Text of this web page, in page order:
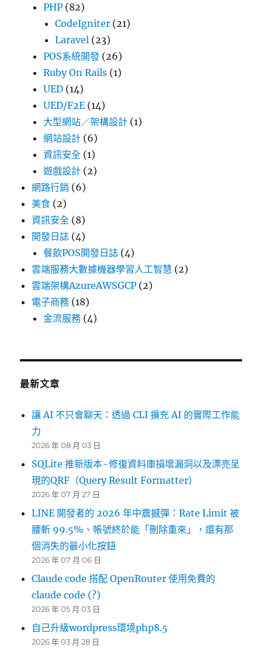
PHP (82)
CodeIgniter (21)
Laravel (23)
POS系統開發 (26)
Ruby On Rails (1)
UED (14)
UED/F2E (14)
大型網站／架構設計 (1)
網站設計 (6)
資訊安全 (1)
遊戲設計 (2)
網路行銷 (6)
美食 (2)
資訊安全 (8)
開發日誌 (4)
餐飲POS開發日誌 (4)
雲端服務大數據機器學習人工智慧 (2)
雲端架構AzureAWSGCP (2)
電子商務 (18)
金流服務 (4)
最新文章
讓 AI 不只會聊天：透過 CLI 擴充 AI 的實際工作能
力
2026 年 08 月 03 日
SQLite 推新版本~修復資料庫損壞漏洞以及漂亮呈
現的QRF（Query Result Formatter）
2026 年 07 月 27 日
LINE 開發者的 2026 年中震撼彈：Rate Limit 被
腰斬 99.5%、帳號終於能「刪除重來」，還有那
個消失的最小化按鈕
2026 年 07 月 06 日
Claude code 搭配 OpenRouter 使用免費的
claude code (?)
2026 年 05 月 03 日
自己升級wordpress環境php8.5
2026 年 03 月 28 日